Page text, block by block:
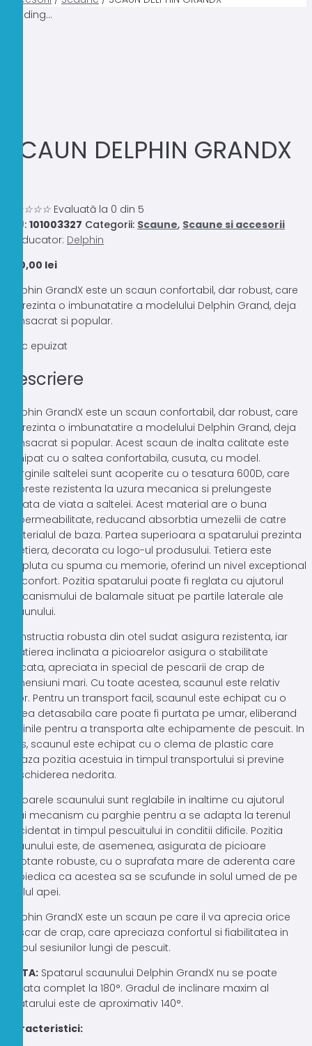
Loading...
SCAUN DELPHIN GRANDX
☆☆☆☆ Evaluată la 0 din 5
SKU: 101003327 Categorii: Scaune, Scaune si accesorii
Producator: Delphin
540,00 lei
Delphin GrandX este un scaun confortabil, dar robust, care
reprezinta o imbunatatire a modelului Delphin Grand, deja
consacrat si popular.
Stoc epuizat
Descriere
Delphin GrandX este un scaun confortabil, dar robust, care
reprezinta o imbunatatire a modelului Delphin Grand, deja
consacrat si popular. Acest scaun de inalta calitate este
echipat cu o saltea confortabila, cusuta, cu model.
Marginile saltelei sunt acoperite cu o tesatura 600D, care
sporeste rezistenta la uzura mecanica si prelungeste
durata de viata a saltelei. Acest material are o buna
impermeabilitate, reducand absorbtia umezelii de catre
materialul de baza. Partea superioara a spatarului prezinta
o tetiera, decorata cu logo-ul produsului. Tetiera este
umpluta cu spuma cu memorie, oferind un nivel exceptional
de confort. Pozitia spatarului poate fi reglata cu ajutorul
mecanismului de balamale situat pe partile laterale ale
scaunului.
Constructia robusta din otel sudat asigura rezistenta, iar
spatierea inclinata a picioarelor asigura o stabilitate
ridicata, apreciata in special de pescarii de crap de
dimensiuni mari. Cu toate acestea, scaunul este relativ
usor. Pentru un transport facil, scaunul este echipat cu o
curea detasabila care poate fi purtata pe umar, eliberand
mainile pentru a transporta alte echipamente de pescuit. In
plus, scaunul este echipat cu o clema de plastic care
fixeaza pozitia acestuia in timpul transportului si previne
deschiderea nedorita.
Picioarele scaunului sunt reglabile in inaltime cu ajutorul
unui mecanism cu parghie pentru a se adapta la terenul
accidentat in timpul pescuitului in conditii dificile. Pozitia
scaunului este, de asemenea, asigurata de picioare
pivotante robuste, cu o suprafata mare de aderenta care
impiedica ca acestea sa se scufunde in solul umed de pe
malul apei.
Delphin GrandX este un scaun pe care il va aprecia orice
pescar de crap, care apreciaza confortul si fiabilitatea in
timpul sesiunilor lungi de pescuit.
NOTA: Spatarul scaunului Delphin GrandX nu se poate
rabata complet la 180°. Gradul de inclinare maxim al
spatarului este de aproximativ 140°.
Caracteristici: